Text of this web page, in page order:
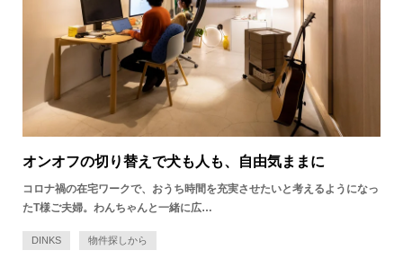
オンオフの切り替えで​犬も人も、自由気ままに
コロナ禍の在宅ワークで、おうち時間を充実させたいと考えるようになっ
たT様ご夫婦。わんちゃんと一緒に広…
DINKS 物件探しから